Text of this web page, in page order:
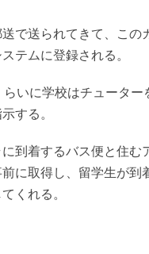
で送られてきて、この
テムに登録される。
いに学校はチューター
する。
到着するバス便と住む
に取得し、留学生が到
くれる。